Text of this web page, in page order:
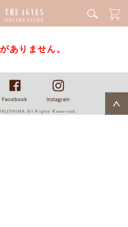
ありません。
All Rights Reserved.